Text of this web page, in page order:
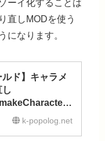
ーイ化することは
直しMODを使う
になります。
ルド】キャラメ
k-popolog.net